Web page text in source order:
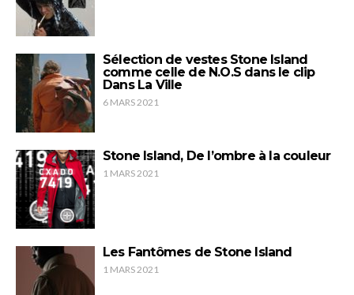
Sélection de vestes Stone Island
comme celle de N.O.S dans le clip
Dans La Ville
6 MARS 2021
Stone Island, De l’ombre à la couleur
1 MARS 2021
Les Fantômes de Stone Island
1 MARS 2021